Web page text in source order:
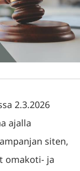
2.3.2026
ajalla
siten,
omakoti- ja